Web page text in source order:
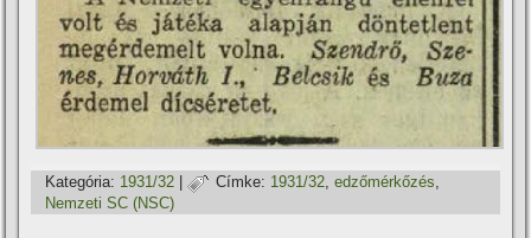
Kategória: 1931/32 | Címke: 1931/32,edzőmérkőzés,
Nemzeti SC (NSC)